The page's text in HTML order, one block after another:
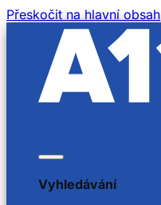
Přeskočit na hlavní obsah
Vyhledávání